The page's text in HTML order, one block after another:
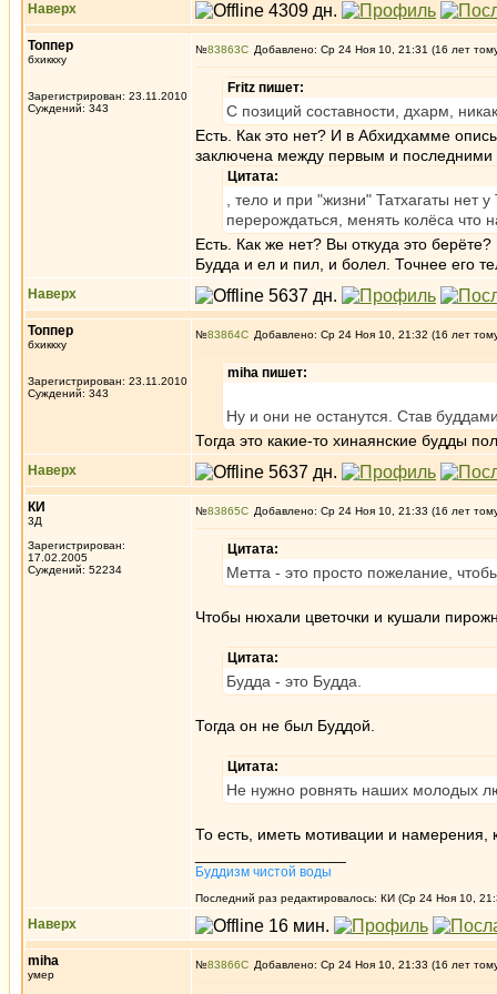
Наверх
Топпер
бхиккху
Зарегистрирован: 23.11.2010
Суждений: 343
№83863 Добавлено: Ср 24 Ноя 10, 21:31 (16 лет
Fritz пишет:
С позиций составности, дхарм,
Есть. Как это нет? И в Абхидхамме
заключена между первым и
Цитата:
, тело и при "жизни" Татхагаты нет
перерождаться, менять колёса что
Есть. Как же нет? Вы откуда это берёте?
Будда и ел и пил, и болел. Точнее его
Наверх
Топпер
бхиккху
Зарегистрирован: 23.11.2010
Суждений: 343
№83864 Добавлено: Ср 24 Ноя 10, 21:32 (16 лет
miha пишет:
Ну и они не останутся. Став
Тогда это какие-то хинаянские будды
Наверх
КИ
3Д
Зарегистрирован:
17.02.2005
Суждений: 52234
№83865 Добавлено: Ср 24 Ноя 10, 21:33 (16 лет
Цитата:
Метта - это просто пожелание,
Чтобы нюхали цветочки и кушали
Цитата:
Будда - это Будда.
Тогда он не был Буддой.
Цитата:
Не нужно ровнять наших молодых
То есть, иметь мотивации и намерения,
Буддизм чистой воды
Последний раз редактировалось: КИ (Ср 24 Ноя 10,
Наверх
miha
умер
№83866 Добавлено: Ср 24 Ноя 10, 21:33 (16 лет